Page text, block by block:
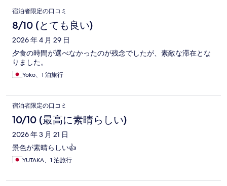
口
コ
ミ
宿泊者限定の口コミ
8/10 (とても良い)
2026 年 4 月 29 日
夕食の時間が選べなかったのが残念でしたが、素敵な滞在とな
りました。
Yoko、1 泊旅行
宿泊者限定の口コミ
10/10 (最高に素晴らしい)
2026 年 3 月 21 日
景色が素晴らしい👍
YUTAKA、1 泊旅行